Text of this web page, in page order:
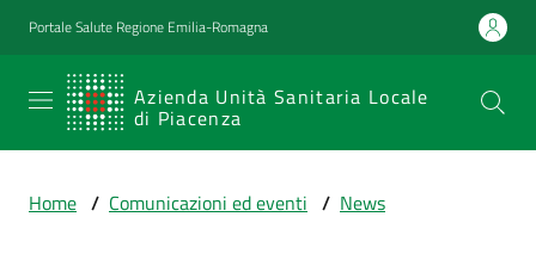
Vai al contenuto
Vai alla navigazione
Vai al footer
Portale Salute Regione Emilia-Romagna
Azienda Unità Sanitaria Locale
di Piacenza
SERVIZIO
SANITARIO
Emilia-
Home / Comunicazioni ed eventi / News